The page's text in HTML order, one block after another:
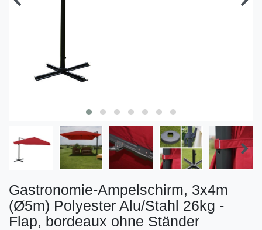
Gastronomie-Ampelschirm, 3x4m
(Ø5m) Polyester Alu/Stahl 26kg -
Flap, bordeaux ohne Ständer